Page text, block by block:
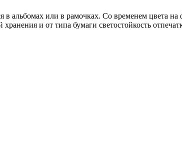
альбомах или в рамочках. Со временем цвета
и от типа бумаги светостойкость